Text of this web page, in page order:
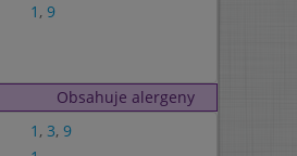
1 , 9
Obsahuje alergeny
1 , 3, 9